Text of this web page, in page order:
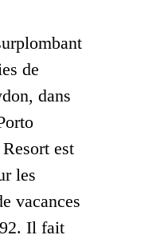
de
dans
est
les
vacances
Il fait